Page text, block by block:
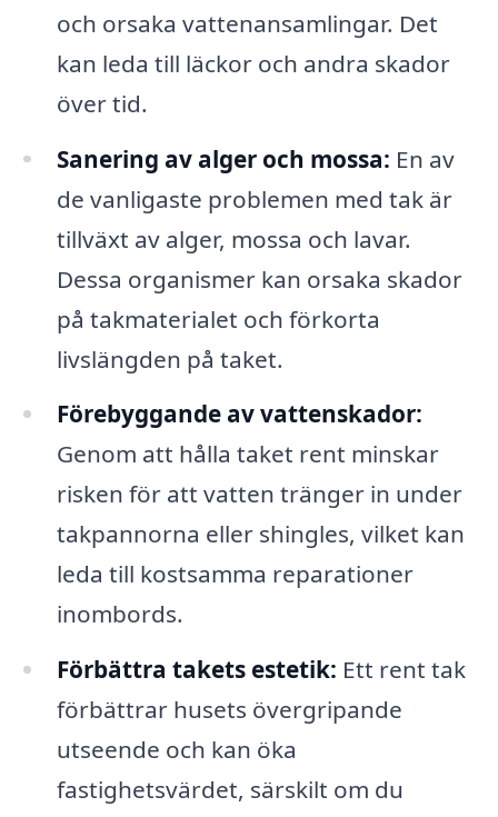
och orsaka vattenansamlingar. Det
kan leda till läckor och andra skador
över tid.
Sanering av alger och mossa: En av
de vanligaste problemen med tak är
tillväxt av alger, mossa och lavar.
Dessa organismer kan orsaka skador
på takmaterialet och förkorta
livslängden på taket.
Förebyggande av vattenskador:
Genom att hålla taket rent minskar
risken för att vatten tränger in under
takpannorna eller shingles, vilket kan
leda till kostsamma reparationer
inombords.
Förbättra takets estetik: Ett rent tak
förbättrar husets övergripande
utseende och kan öka
fastighetsvärdet, särskilt om du